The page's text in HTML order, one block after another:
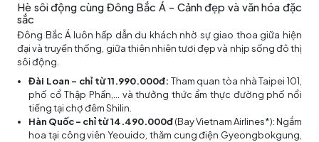
Hè sôi động cùng Đông Bắc Á – Cảnh đẹp và văn hóa đặc
sắc
Đông Bắc Á luôn hấp dẫn du khách nhờ sự giao thoa giữa hiện
đại và truyền thống, giữa thiên nhiên tươi đẹp và nhịp sống đô thị
sôi động.
Đài Loan – chỉ từ 11.990.000đ: Tham quan tòa nhà Taipei 101,
phố cổ Thập Phần,... và thưởng thức ẩm thực đường phố nổi
tiếng tại chợ đêm Shilin.
Hàn Quốc – chỉ từ 14.490.000đ(Bay Vietnam Airlines*): Ngắm
hoa tại công viên Yeouido, thăm cung điện Gyeongbokgung,